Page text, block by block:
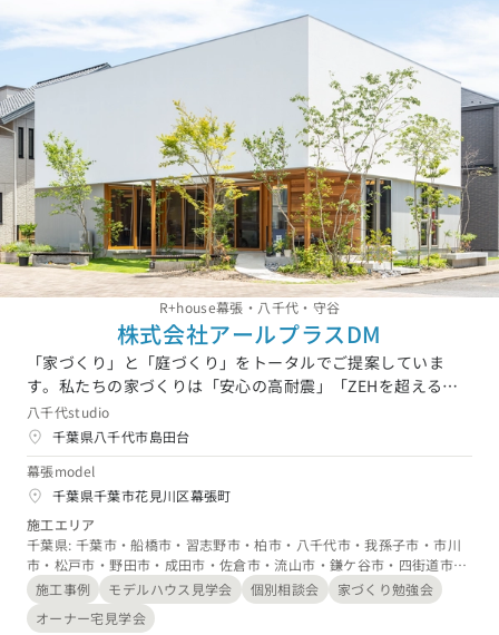
コストパフォーマンス
アフターサポート
新潟県富山県石川県福井県 長野県
愛知県 岐阜県静岡県三重県
関西エリア
大阪府兵庫県京都府滋賀県奈良県和歌山県
岡山県鳥取県島根県山口県
四国エリア
香川県徳島県愛媛県
九州・沖縄エリア
福岡県佐賀県長崎県熊本県大分県宮崎県 鹿児島県
沖縄県
狭小住宅
二世帯住宅
フォトギャラリー
オーナー様の声(評価・口コミ)
設計した建築家の想い
R+houseの間取り
家づくりのお勉強
ルームツアー
家づくりコラム一覧
注文住宅の基礎知識
設備・性能
お金と住まい
周辺環境
間取りのヒント
施工事例
スタイルのヒント
デザインのヒント
ニュースレター
デザインコンテスト
エリア別注文住宅
青森県岩手県宮城県 秋田県山形県福島県
関東エリア
東京都神奈川県埼玉県千葉県茨城県栃木県群馬県
甲信越・北陸エリア
富山県石川県福井県山梨県長野県
東海エリア
愛知県
大阪府
中国エリア
広島県岡山県
チェックポイントがわかる！
家づくり３つのお役立ちツール
R+house幕張・八千代・守谷
株式会社アールプラスDM
「家づくり」と「庭づくり」をトータルでご提案していま
す。私たちの家づくりは「安心の高耐震」「ZEHを超える高
断熱」「健康に暮らせる高気密」「建築家によるあなただけ
の空間設計」を強みとしています。それぞれのご家族のライ
フスタイルに合わせた空間をデザインし、そこで長く住んで
いただくために、快適で高性能な住宅を提供します。注文住
宅建築、外構工事、リフォームリノベーション工事を請け負
っておりますので、住宅関連でのご相談は弊社にお任せくだ
さい。皆さまに役立ち出来る幅を広げ、地域の暮らしを作
り、守っていけるよう努めてまいります。
八千代studio
千葉県八千代市島田台
幕張model
千葉県千葉市花見川区幕張町
施工エリア
千葉県: 千葉市・船橋市・習志野市・柏市・八千代市・我孫子市・市川
市・松戸市・野田市・成田市・佐倉市・流山市・鎌ケ谷市・四街道市・
印西市・白井市・富里市、茨城県: 常総市・取手市・守谷市・つくばみ
らい市・つくば市・筑西市・坂東市
施工事例 モデルハウス見学会 個別相談会
家づくり勉強会
オーナー宅見学会